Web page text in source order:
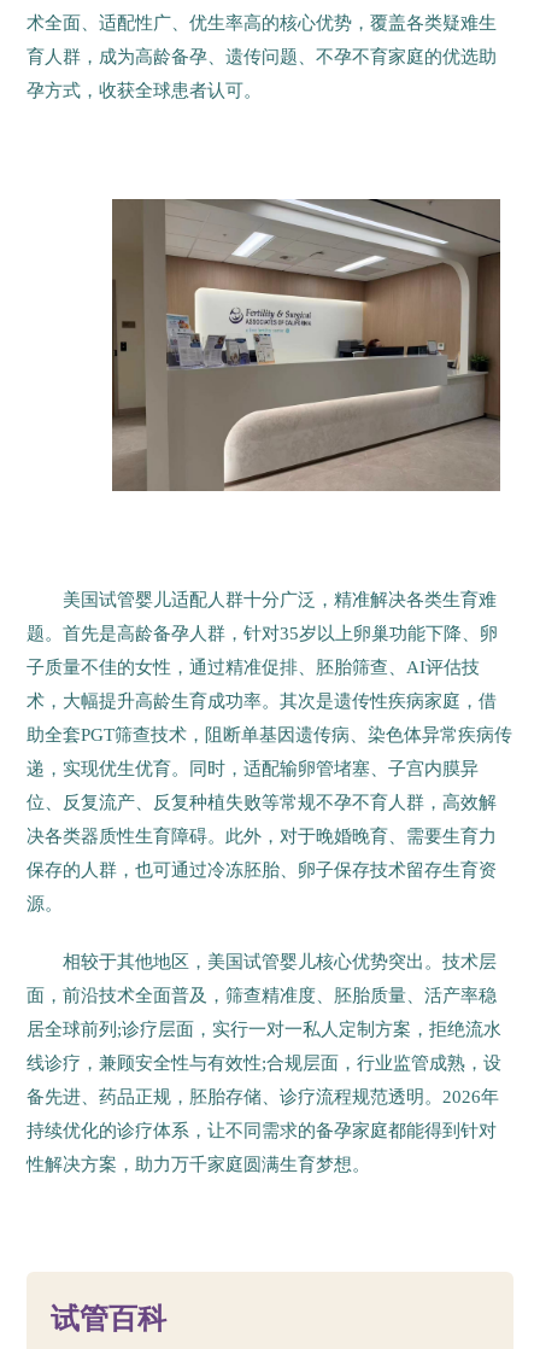
术全面、适配性广、优生率高的核心优势，覆盖各类疑难生
育人群，成为高龄备孕、遗传问题、不孕不育家庭的优选助
孕方式，收获全球患者认可。
美国试管婴儿适配人群十分广泛，精准解决各类生育难
题。首先是高龄备孕人群，针对35岁以上卵巢功能下降、卵
子质量不佳的女性，通过精准促排、胚胎筛查、AI评估技
术，大幅提升高龄生育成功率。其次是遗传性疾病家庭，借
助全套PGT筛查技术，阻断单基因遗传病、染色体异常疾病传
递，实现优生优育。同时，适配输卵管堵塞、子宫内膜异
位、反复流产、反复种植失败等常规不孕不育人群，高效解
决各类器质性生育障碍。此外，对于晚婚晚育、需要生育力
保存的人群，也可通过冷冻胚胎、卵子保存技术留存生育资
源。
相较于其他地区，美国试管婴儿核心优势突出。技术层
面，前沿技术全面普及，筛查精准度、胚胎质量、活产率稳
居全球前列;诊疗层面，实行一对一私人定制方案，拒绝流水
线诊疗，兼顾安全性与有效性;合规层面，行业监管成熟，设
备先进、药品正规，胚胎存储、诊疗流程规范透明。2026年
持续优化的诊疗体系，让不同需求的备孕家庭都能得到针对
性解决方案，助力万千家庭圆满生育梦想。
试管百科